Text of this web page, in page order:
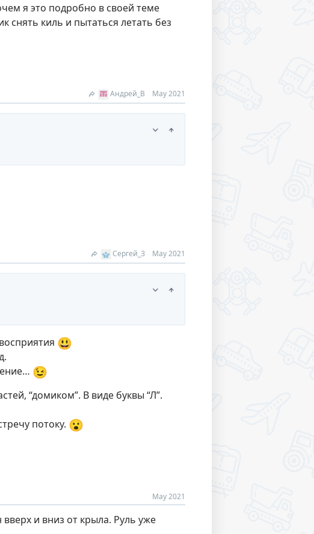
я это подробно в своей теме
киль и пытаться летать без
Андрей_В May 2021
Сергей_З May 2021
😃
😉
“домиком”. В виде буквы “Л”.
потоку. 😮
May 2021
и вниз от крыла. Руль уже